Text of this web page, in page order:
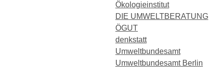
Ökologieinstitut
DIE UMWELTBERATUNG
ÖGUT
denkstatt
Umweltbundesamt
Umweltbundesamt Berlin